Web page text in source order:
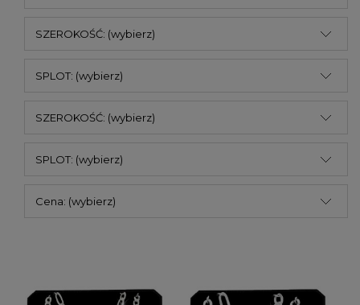
SZEROKOŚĆ: (wybierz)
SPLOT: (wybierz)
SZEROKOŚĆ: (wybierz)
SPLOT: (wybierz)
Cena: (wybierz)